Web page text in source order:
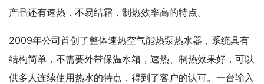
产品还有速热，不易结霜，制热效率高的特点。
2009年公司首创了整体速热空气能热泵热水器，系统具有
结构简单，不需要外带保温水箱，速热、制热效果好，可以
供多人连续使用热水的特点，得到了客户的认可。一台输入